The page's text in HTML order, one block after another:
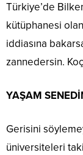
Türkiye’de
kütüphanesi olan
iddiasına
zannedersin.
YAŞAM
Gerisini
üniversiteleri